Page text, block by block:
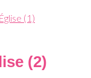
(1)
(2)